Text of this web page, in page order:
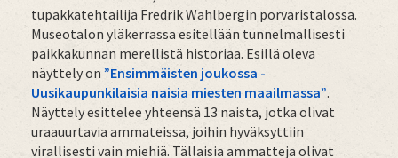
tupakkatehtailija Fredrik Wahlbergin porvaristalossa.
Museotalon yläkerrassa esitellään tunnelmallisesti
paikkakunnan merellistä historiaa. Esillä oleva
näyttely on ”Ensimmäisten joukossa -
Uusikaupunkilaisia naisia miesten maailmassa”.
Näyttely esittelee yhteensä 13 naista, jotka olivat
uraauurtavia ammateissa, joihin hyväksyttiin
virallisesti vain miehiä. Tällaisia ammatteja olivat